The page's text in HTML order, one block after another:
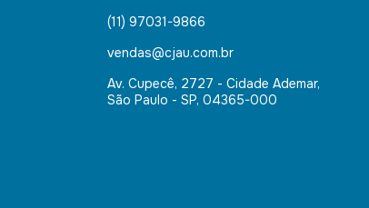
(11) 97031-9866
vendas@cjau.com.br
Av. Cupecê, 2727 - Cidade Ademar,
São Paulo - SP, 04365-000